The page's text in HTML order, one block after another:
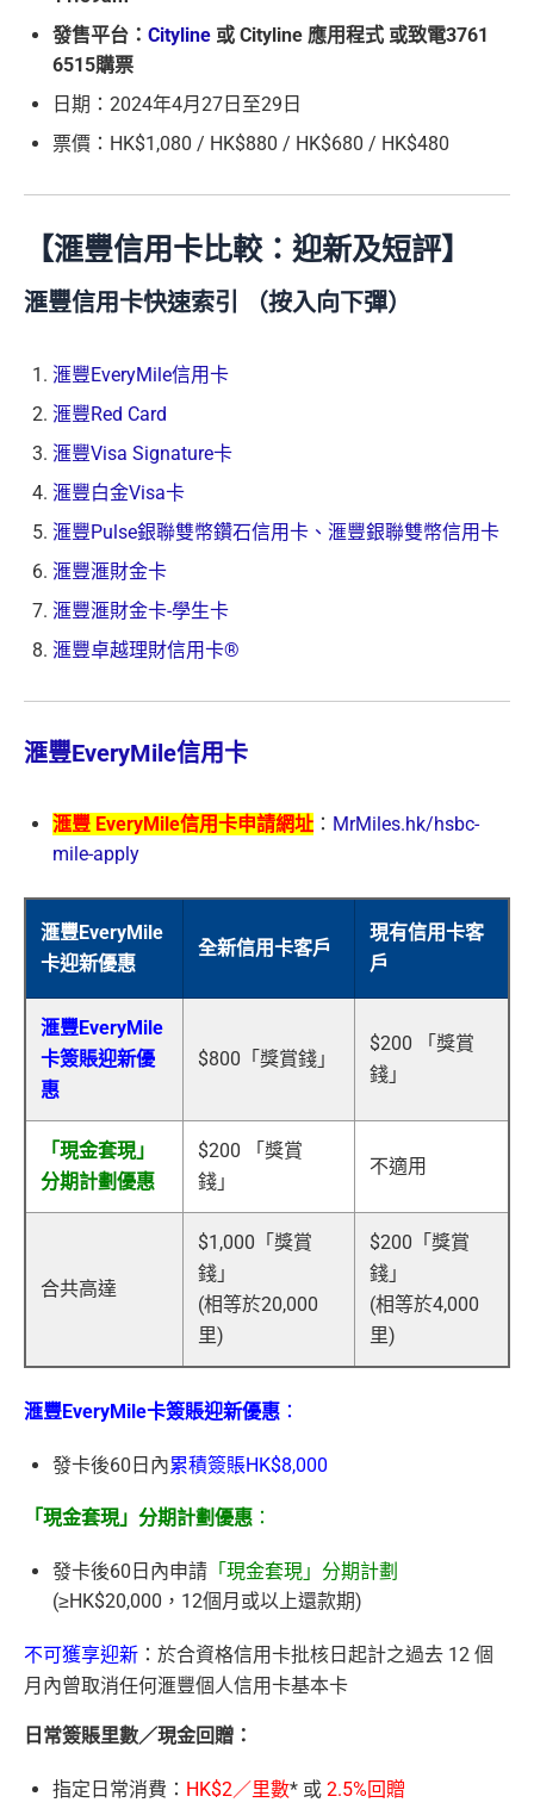
發售平台： Cityline 或 Cityline 應用程式 或致電3761
6515購票
日期：2024年4月27日至29日
票價：HK$1,080 / HK$880 / HK$680 / HK$480
【滙豐信用卡比較：迎新及短評】
滙豐信用卡快速索引 （按入向下彈）
滙豐EveryMile信用卡
滙豐Red Card
滙豐Visa Signature卡
滙豐白金Visa卡
滙豐Pulse銀聯雙幣鑽石信用卡、滙豐銀聯雙幣信用卡
滙豐滙財金卡
滙豐滙財金卡-學生卡
滙豐卓越理財信用卡®
滙豐EveryMile信用卡
滙豐 EveryMile信用卡申請網址 ： MrMiles.hk/hsbc-
mile-apply
滙豐EveryMile
卡迎新優惠
全新信用卡客戶
現有信用卡客
戶
滙豐EveryMile
卡簽賬迎新優
惠
$800「獎賞錢」
$200 「獎賞
錢」
「現金套現」
分期計劃優惠
$200 「獎賞
錢」
不適用
合共高達
$1,000「獎賞
錢」
(相等於20,000
里)
$200「獎賞
錢」
(相等於4,000
里)
滙豐EveryMile卡簽賬迎新優惠 ：
發卡後60日內累積簽賬HK$8,000
「現金套現」分期計劃優惠 ：
發卡後60日內申請 「現金套現」分期計劃
(≥HK$20,000，12個月或以上還款期)
不可獲享迎新 ：於合資格信用卡批核日起計之過去 12 個
月內曾取消任何滙豐個人信用卡基本卡
日常簽賬里數／現金回贈：
指定日常消費： HK$2／里數* 或 2.5%回贈